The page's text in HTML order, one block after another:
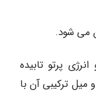
می شود.
پرتو تابیده
ترکیبی آن با